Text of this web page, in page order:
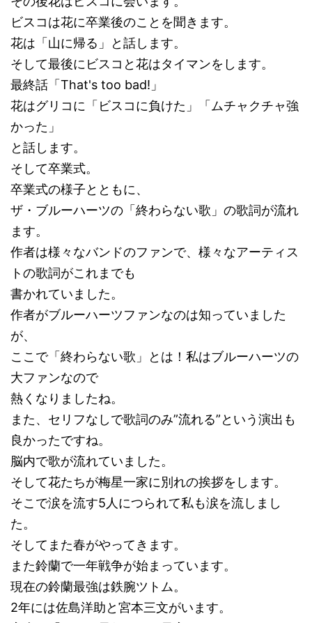
ビスコは花に卒業後のことを聞きます。
花は「山に帰る」と話します。
そして最後にビスコと花はタイマンをします。
最終話「That's too bad!」
花はグリコに「ビスコに負けた」「ムチャクチャ強
かった」
と話します。
そして卒業式。
卒業式の様子とともに、
ザ・ブルーハーツの「終わらない歌」の歌詞が流れ
ます。
作者は様々なバンドのファンで、様々なアーティス
トの歌詞がこれまでも
書かれていました。
作者がブルーハーツファンなのは知っていました
が、
ここで「終わらない歌」とは！私はブルーハーツの
大ファンなので
熱くなりましたね。
また、セリフなしで歌詞のみ”流れる”という演出も
良かったですね。
脳内で歌が流れていました。
そして花たちが梅星一家に別れの挨拶をします。
そこで涙を流す5人につられて私も涙を流しまし
た。
そしてまた春がやってきます。
また鈴蘭で一年戦争が始まっています。
現在の鈴蘭最強は鉄腕ツトム。
2年には佐島洋助と宮本三文がいます。